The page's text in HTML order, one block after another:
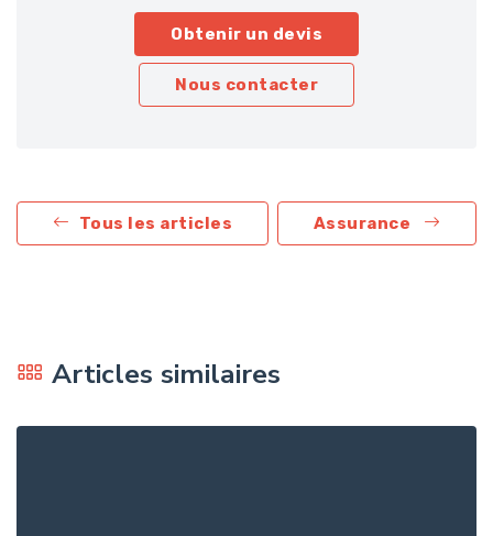
Obtenir un devis
Nous contacter
Tous les articles Assurance
Articles similaires